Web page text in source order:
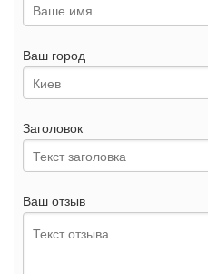
Ваш город
Заголовок
Ваш отзыв